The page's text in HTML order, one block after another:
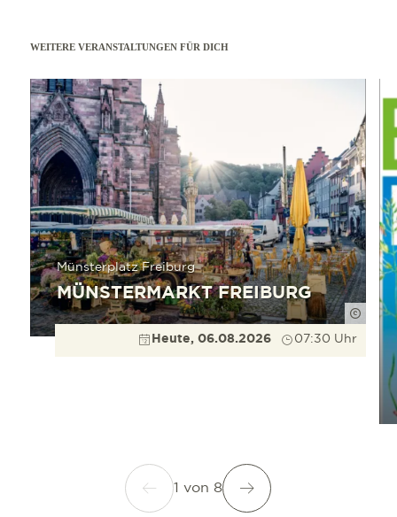
WEITERE VERANSTALTUNGEN FÜR DICH
Münsterplatz Freiburg
MÜNSTERMARKT FREIBURG
Heute, 06.08.2026 07:30 Uhr
mehr erfahren
1 von 8